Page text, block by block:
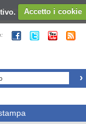
Accetto i cookie
al sito - Login al sito